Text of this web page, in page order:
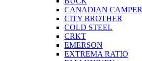
CANADIAN CAMPER
CITY BROTHER
COLD STEEL
CRKT
EMERSON
EXTREMA RATIO